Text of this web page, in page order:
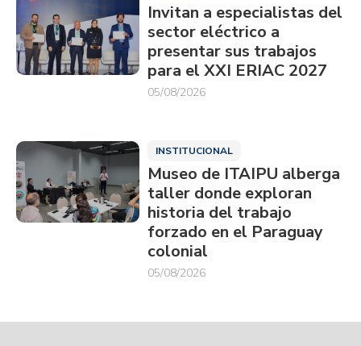
Invitan a especialistas del
sector eléctrico a
presentar sus trabajos
para el XXI ERIAC 2027
05/08/2026
INSTITUCIONAL
Museo de ITAIPU alberga
taller donde exploran
historia del trabajo
forzado en el Paraguay
colonial
05/08/2026